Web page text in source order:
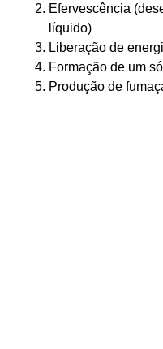
Efervescência
líquido)
Liberação de
Formação de um
Produção de